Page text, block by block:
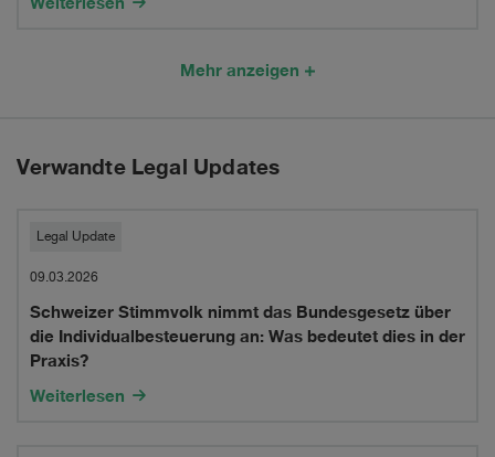
proceedings
proceedings
criminal
matters
Fonds
on
new
global
custody
and
investment
Mehr anzeigen
Verwandte Legal Updates
Schweizer
Stimmvolk
nimmt
das
Bundesgesetz
Legal Update
09.03.2026
Schweizer Stimmvolk nimmt das Bundesgesetz über
die Individualbesteuerung an: Was bedeutet dies in der
Praxis?
Weiterlesen